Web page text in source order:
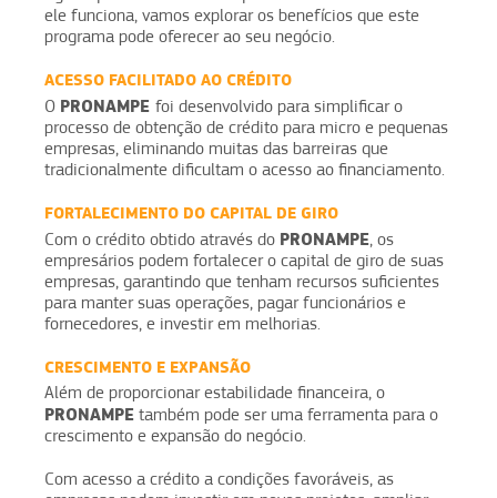
ele funciona, vamos explorar os benefícios que este
programa pode oferecer ao seu negócio.
ACESSO FACILITADO AO CRÉDITO
O PRONAMPE foi desenvolvido para simplificar o
processo de obtenção de crédito para micro e pequenas
empresas, eliminando muitas das barreiras que
tradicionalmente dificultam o acesso ao financiamento.
FORTALECIMENTO DO CAPITAL DE GIRO
Com o crédito obtido através do PRONAMPE, os
empresários podem fortalecer o capital de giro de suas
empresas, garantindo que tenham recursos suficientes
para manter suas operações, pagar funcionários e
fornecedores, e investir em melhorias.
CRESCIMENTO E EXPANSÃO
Além de proporcionar estabilidade financeira, o
PRONAMPE também pode ser uma ferramenta para o
crescimento e expansão do negócio.
Com acesso a crédito a condições favoráveis, as